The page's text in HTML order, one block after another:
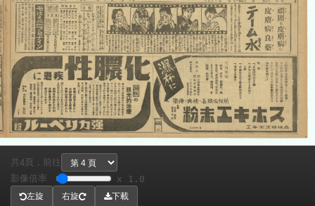
共4頁， 前往
影像倍率
x 1.0
左旋 右旋 下載